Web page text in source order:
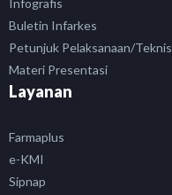
Infografis
Buletin Infarkes
Petunjuk Pelaksanaan/Teknis
Materi Presentasi
Layanan
Farmaplus
e-KMI
Sipnap